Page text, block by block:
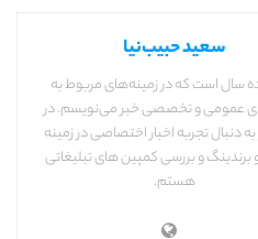
سعید حبیب‌نیا
سال است که در زمینه‌های مربوط به
عمومی و تخصصی خبر می‌نویسم. در
به دنبال تجربه اخبار اختصاصی در زمینه
و برندینگ و بررسی کمپین های تبلیغاتی
هستم.